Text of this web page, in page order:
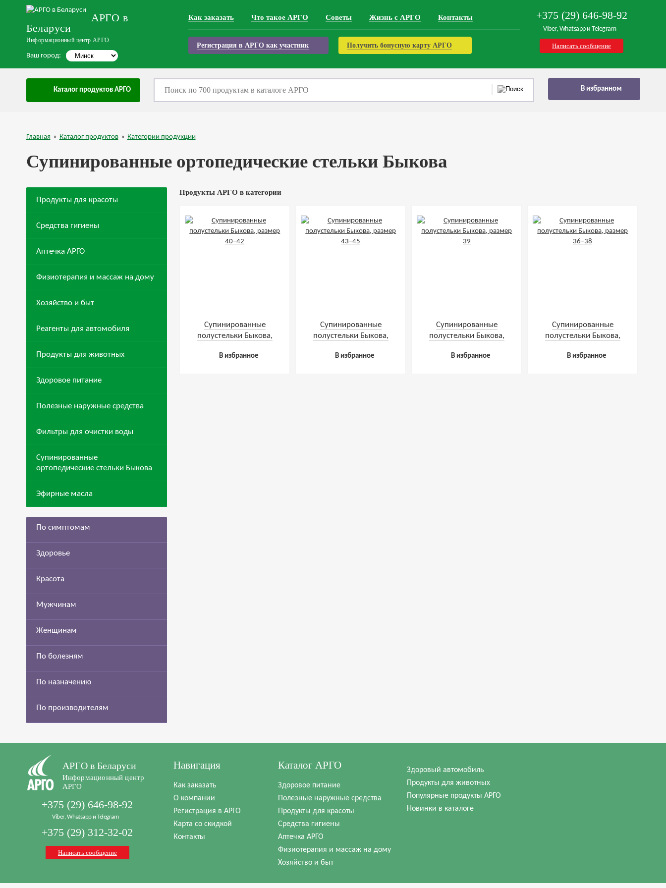
АРГО в
Беларуси
Информационный центр АРГО
Ваш город:
Как заказать Что такое АРГО Советы Жизнь с АРГО Контакты
Регистрация в АРГО как участник Получить бонусную карту АРГО
+375 (29) 646-98-92
Viber, Whatsapp и Telegram
Написать сообщение
Каталог продуктов АРГО В избранном
Главная » Каталог продуктов » Категории продукции
Супинированные ортопедические стельки Быкова
Продукты АРГО в категории
Супинированные
полустельки Быкова,
В избранное
Супинированные
полустельки Быкова,
В избранное
Супинированные
полустельки Быкова,
В избранное
Супинированные
полустельки Быкова,
В избранное
Продукты для красоты
Средства гигиены
Аптечка АРГО
Физиотерапия и массаж на дому
Хозяйство и быт
Реагенты для автомобиля
Продукты для животных
Здоровое питание
Полезные наружные средства
Фильтры для очистки воды
Супинированные
ортопедические стельки Быкова
Эфирные масла
По симптомам
Здоровье
Красота
Мужчинам
Женщинам
По болезням
По назначению
По производителям
АРГО в Беларуси
Информационный центр
АРГО
+375 (29) 646-98-92
Viber, Whatsapp и Telegram
+375 (29) 312-32-02
Написать сообщение
Навигация
Как заказать
О компании
Регистрация в АРГО
Карта со скидкой
Контакты
Каталог АРГО
Здоровое питание
Полезные наружные средства
Продукты для красоты
Средства гигиены
Аптечка АРГО
Физиотерапия и массаж на дому
Хозяйство и быт
Здоровый автомобиль
Продукты для животных
Популярные продукты АРГО
Новинки в каталоге